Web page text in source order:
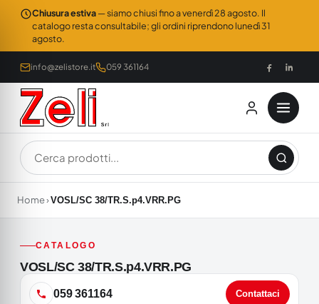
Chiusura estiva— siamo chiusi fino a venerdì 28 agosto. Il
catalogo resta consultabile; gli ordini riprendono lunedì 31
agosto.
info@zelistore.it 059 361164
Home›VOSL/SC 38/TR.S.p4.VRR.PG
CATALOGO
VOSL/SC 38/TR.S.p4.VRR.PG
059 361164 Contattaci